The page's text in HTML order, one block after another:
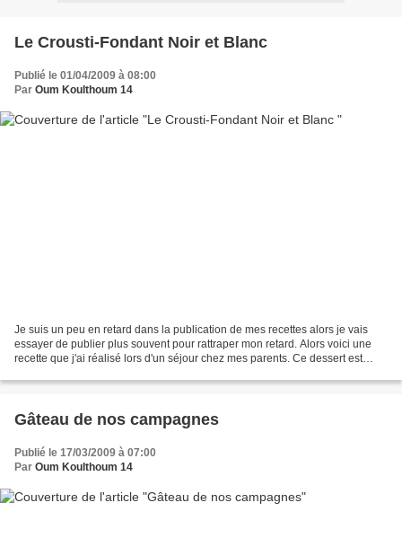
Le Crousti-Fondant Noir et Blanc
Publié le 01/04/2009 à 08:00
Par Oum Koulthoum 14
Je suis un peu en retard dans la publication de mes recettes alors je vais
essayer de publier plus souvent pour rattraper mon retard. Alors voici une
recette que j'ai réalisé lors d'un séjour chez mes parents. Ce dessert est
Gâteau de nos campagnes
Publié le 17/03/2009 à 07:00
Par Oum Koulthoum 14